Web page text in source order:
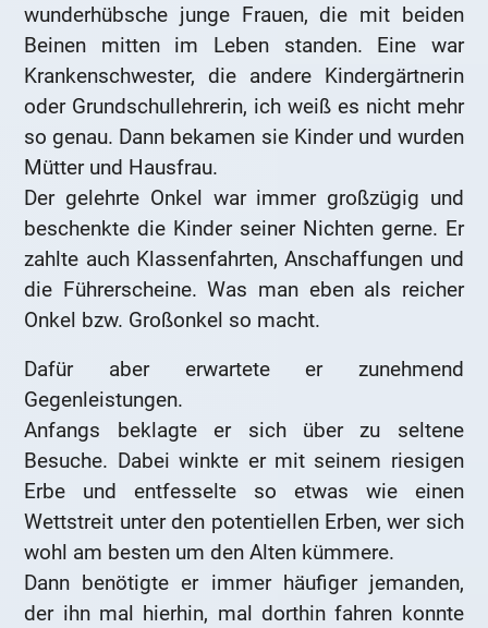
wunderhübsche junge Frauen, die mit beiden
Beinen mitten im Leben standen. Eine war
Krankenschwester, die andere Kindergärtnerin
oder Grundschullehrerin, ich weiß es nicht mehr
so genau. Dann bekamen sie Kinder und wurden
Mütter und Hausfrau.
Der gelehrte Onkel war immer großzügig und
beschenkte die Kinder seiner Nichten gerne. Er
zahlte auch Klassenfahrten, Anschaffungen und
die Führerscheine. Was man eben als reicher
Onkel bzw. Großonkel so macht.
Dafür aber erwartete er zunehmend
Gegenleistungen.
Anfangs beklagte er sich über zu seltene
Besuche. Dabei winkte er mit seinem riesigen
Erbe und entfesselte so etwas wie einen
Wettstreit unter den potentiellen Erben, wer sich
wohl am besten um den Alten kümmere.
Dann benötigte er immer häufiger jemanden,
der ihn mal hierhin, mal dorthin fahren konnte